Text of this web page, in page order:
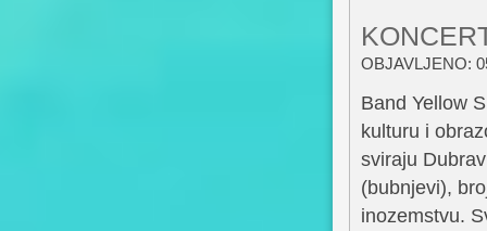
OBJAVLJENO:
Band Yellow
kulturu i
sviraju
(bubnjevi),
inozemstvu.